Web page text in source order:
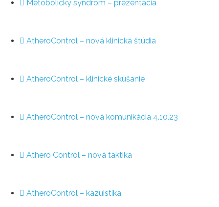
Metobolický syndróm – prezentácia
AtheroControl – nová klinická štúdia
AtheroControl – klinické skúšanie
AtheroControl – nová komunikácia 4.10.23
Athero Control – nová taktika
AtheroControl – kazuistika